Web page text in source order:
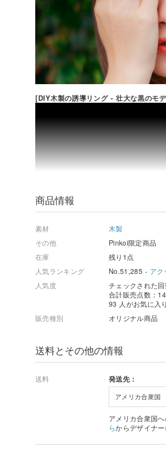
[DIY木製の誘導リング - 壮大な黒のモ
この製品は、プロセスで多くの楽しみ
て思いました
、あなたはカードタイプの購入を議論
めの私達に委託することができますイ
木製の誘導リング、科学技術と温度と
技術のおかげで、近代的な娯楽のおか
が、技術は常に人間性からではなく、
点は、現在のコモディティ市場の近接
商品情報
素材
木製
その他
Pinkoi限定商品
在庫
残り1点
人気ランキング
No.51,285 - ア
人気度
チェックされた
合計販売点数：
93 人がお気に入
販売種別
オリジナル商品
送料とその他の情報
送料 発送先：
アメリカ合衆国
アメリカ合衆国
らからデザイナー